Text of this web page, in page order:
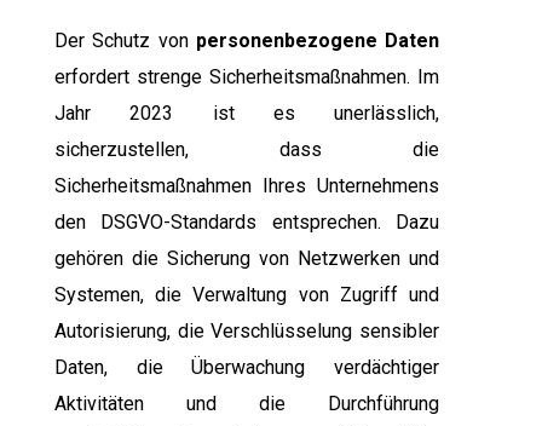
Der Schutz von personenbezogene Daten
erfordert strenge Sicherheitsmaßnahmen. Im
Jahr 2023 ist es unerlässlich,
sicherzustellen, dass die
Sicherheitsmaßnahmen Ihres Unternehmens
den DSGVO-Standards entsprechen. Dazu
gehören die Sicherung von Netzwerken und
Systemen, die Verwaltung von Zugriff und
Autorisierung, die Verschlüsselung sensibler
Daten, die Überwachung verdächtiger
Aktivitäten und die Durchführung